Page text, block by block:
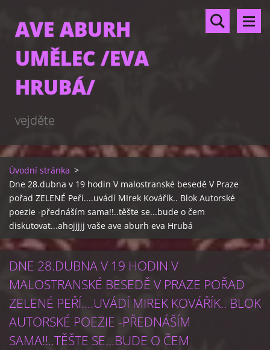
AVE ABURH
UMĚLEC /EVA
HRUBÁ/
vejděte
Úvodní stránka >
Dne 28.dubna v 19 hodin V malostranské besedě V Praze
pořad ZELENÉ Peří....uvádí MIrek Kovářík.. Blok Autorské
poezie -přednáším sama!!..těšte se...bude o čem
diskutovat...ahojjjjj vaše ave aburh eva Hrubá
DNE 28.DUBNA V 19 HODIN V
MALOSTRANSKÉ BESEDĚ V PRAZE POŘAD
ZELENÉ PEŘÍ....UVÁDÍ MIREK KOVÁŘÍK.. BLOK
AUTORSKÉ POEZIE -PŘEDNÁŠÍM
SAMA!!..TĚŠTE SE...BUDE O ČEM